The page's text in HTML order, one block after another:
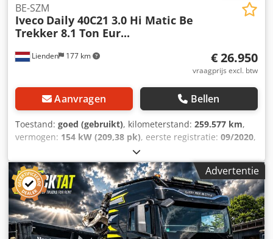
Lienden 177 km
BE-SZM
Iveco Daily 40C21 3.0 Hi Matic Be
Trekker 8.1 Ton Eur...
€ 26.950
vraagprijs excl. btw
Aanvragen Bellen
Toestand: goed (gebruikt), kilometerstand: 259.577 km,
vermogen: 154 kW (209,38 pk), eerste registratie: 09/2020,
, asconfiguratie:
mm, brandstof:diesel, brandstoftankcapaciteit:70 l, kleur:
blauw, soort overbrenging:automatisch, aantal
versnellingen: , emissieklasse: Euro 6, toegestane aslast
(as 1):2.100 kg, toegestane aslast (as 2):2.800 kg,
Bouwjaar:2020, Uitrusting: ABS, AdBlue, Bluetooth, USB-
poort, aanhangwagenkoppeling, airbag, airconditioning,
Advertentie